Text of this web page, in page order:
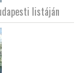
listáján